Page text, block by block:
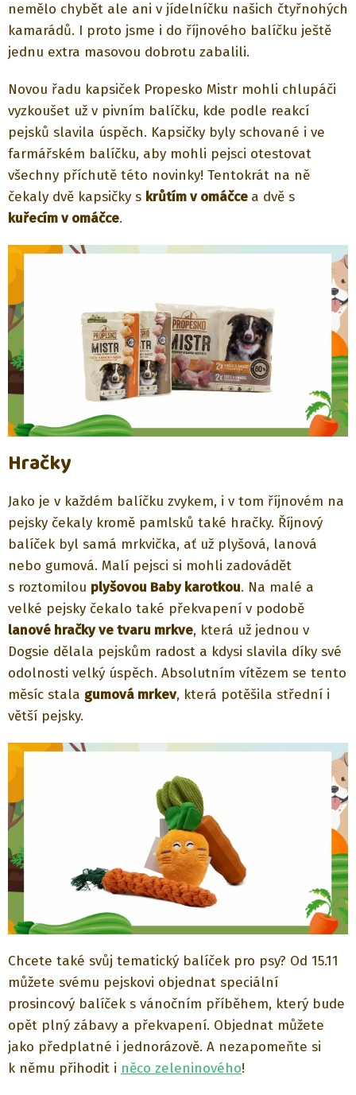
nemělo chybět ale ani v jídelníčku našich čtyřnohých
kamarádů. I proto jsme i do říjnového balíčku ještě
jednu extra masovou dobrotu zabalili.
Novou řadu kapsiček Propesko Mistr mohli chlupáči
vyzkoušet už v pivním balíčku, kde podle reakcí
pejsků slavila úspěch. Kapsičky byly schované i ve
farmářském balíčku, aby mohli pejsci otestovat
všechny příchutě této novinky! Tentokrát na ně
čekaly dvě kapsičky s krůtím v omáčce a dvě s
kuřecím v omáčce.
Hračky
Jako je v každém balíčku zvykem, i v tom říjnovém na
pejsky čekaly kromě pamlsků také hračky. Říjnový
balíček byl samá mrkvička, ať už plyšová, lanová
nebo gumová. Malí pejsci si mohli zadovádět
s roztomilou plyšovou Baby karotkou. Na malé a
velké pejsky čekalo také překvapení v podobě
lanové hračky ve tvaru mrkve, která už jednou v
Dogsie dělala pejskům radost a kdysi slavila díky své
odolnosti velký úspěch. Absolutním vítězem se tento
měsíc stala gumová mrkev, která potěšila střední i
větší pejsky.
Chcete také svůj tematický balíček pro psy? Od 15.11
můžete svému pejskovi objednat speciální
prosincový balíček s vánočním příběhem, který bude
opět plný zábavy a překvapení. Objednat můžete
jako předplatné i jednorázově. A nezapomeňte si
k němu přihodit i něco zeleninového!